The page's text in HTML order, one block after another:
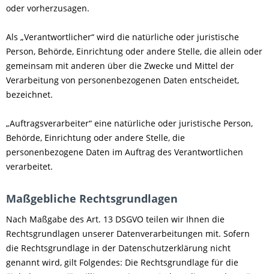
oder vorherzusagen.
Als „Verantwortlicher“ wird die natürliche oder juristische
Person, Behörde, Einrichtung oder andere Stelle, die allein oder
gemeinsam mit anderen über die Zwecke und Mittel der
Verarbeitung von personenbezogenen Daten entscheidet,
bezeichnet.
„Auftragsverarbeiter“ eine natürliche oder juristische Person,
Behörde, Einrichtung oder andere Stelle, die
personenbezogene Daten im Auftrag des Verantwortlichen
verarbeitet.
Maßgebliche Rechtsgrundlagen
Nach Maßgabe des Art. 13 DSGVO teilen wir Ihnen die
Rechtsgrundlagen unserer Datenverarbeitungen mit. Sofern
die Rechtsgrundlage in der Datenschutzerklärung nicht
genannt wird, gilt Folgendes: Die Rechtsgrundlage für die